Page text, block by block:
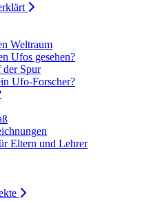
Weltraum
Ufos gesehen?
Spur
Ufo-Forscher?
Eltern und Lehrer